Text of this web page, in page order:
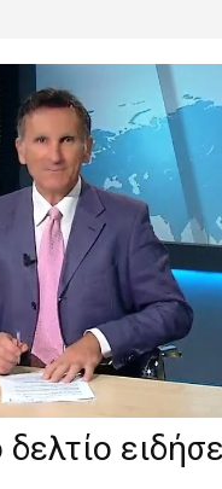
δελτίο